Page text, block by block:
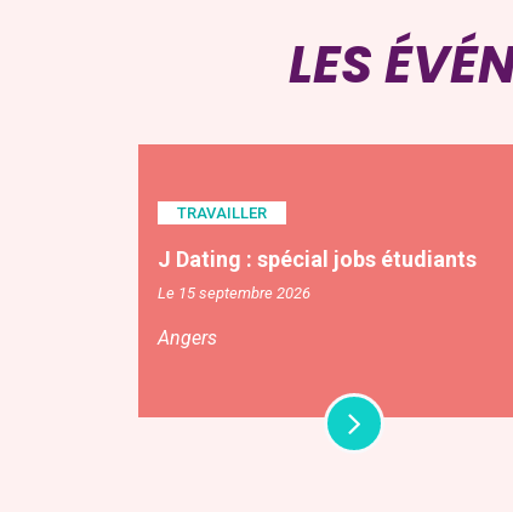
LES
TRAVAILLER
J Dating : spécial jobs étudiants
Le 15 septembre 2026
Angers